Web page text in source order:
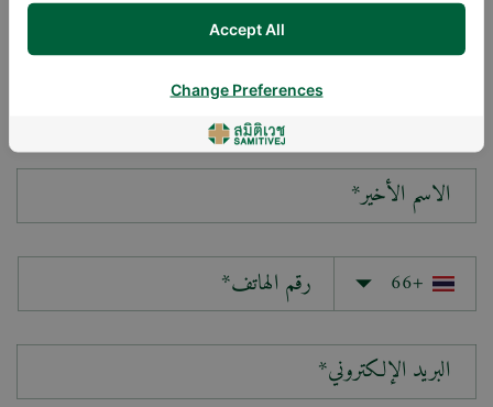
الاسم الأخير*
البريد الإلكتروني*
Accept All
Change Preferences